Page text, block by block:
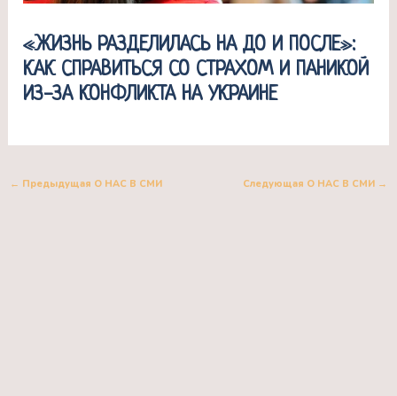
«ЖИЗНЬ РАЗДЕЛИЛАСЬ НА ДО И ПОСЛЕ»:
КАК СПРАВИТЬСЯ СО СТРАХОМ И ПАНИКОЙ
ИЗ-ЗА КОНФЛИКТА НА УКРАИНЕ
← Предыдущая О НАС В СМИ Следующая О НАС В СМИ →